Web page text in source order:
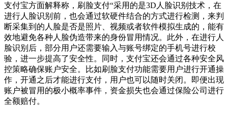
支付宝方面解释称，刷脸支付“采用的是3D人脸识别技术，在
进行人脸识别前，也会通过软硬件结合的方式进行检测，来判
断采集到的人脸是否是照片、视频或者软件模拟生成的，能有
效地避免各种人脸伪造带来的身份冒用情况。 此外，在进行人
脸识别后，部分用户还需要输入与账号绑定的手机号进行校
验，进一步提高了安全性。同时，支付宝还会通过各种安全风
控策略确保账户安全。比如刷脸支付功能需要用户进行开通操
作，开通之后才能进行支付，用户也可以随时关闭。即便出现
账户被冒用的极小概率事件，资金损失也会通过保险公司进行
全额赔付。